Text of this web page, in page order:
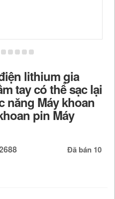
lithium gia
tay có thể sạc lại
năng Máy khoan
pin Máy
Đã bán 10